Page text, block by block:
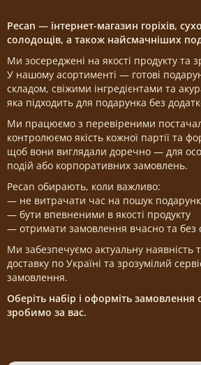
Pecan — інтернет-магазин горіхів,
солодощів, а також найсмачніших
Ми зосереджені на якості продукту та
У нашому асортименті — готові
складом, свіжими інгредієнтами та
яка підходить для подарунка без
Ми працюємо з перевіреними
контролюємо якість кожної партії та
щоб вони виглядали доречно — для
подій або корпоративних замовлень.
Pecan обирають, коли важливо:
— не витрачати час на пошук
— бути впевненими в якості продукту
— отримати замовлення вчасно та без
Ми забезпечуємо актуальну наявність
доставку по Україні та зрозумілий
замовлення.
Оберіть набір і оформіть
зробимо за вас.